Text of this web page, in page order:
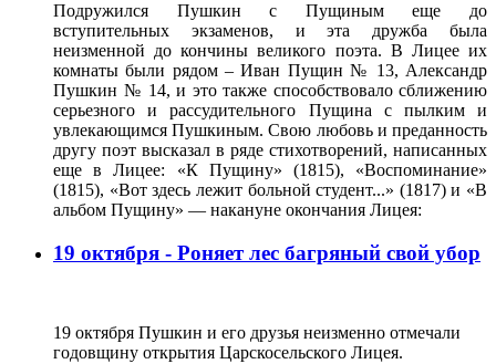
Подружился Пушкин с Пущиным еще до
вступительных экзаменов, и эта дружба была
неизменной до кончины великого поэта. В Лицее их
комнаты были рядом – Иван Пущин № 13, Александр
Пушкин № 14, и это также способствовало сближению
серьезного и рассудительного Пущина с пылким и
увлекающимся Пушкиным. Свою любовь и преданность
другу поэт высказал в ряде стихотворений, написанных
еще в Лицее: «К Пущину» (1815), «Воспоминание»
(1815), «Вот здесь лежит больной студент...» (1817) и «В
альбом Пущину» — накануне окончания Лицея:
19 октября - Роняет лес багряный свой убор
19 октября Пушкин и его друзья неизменно отмечали
годовщину открытия Царскосельского Лицея.